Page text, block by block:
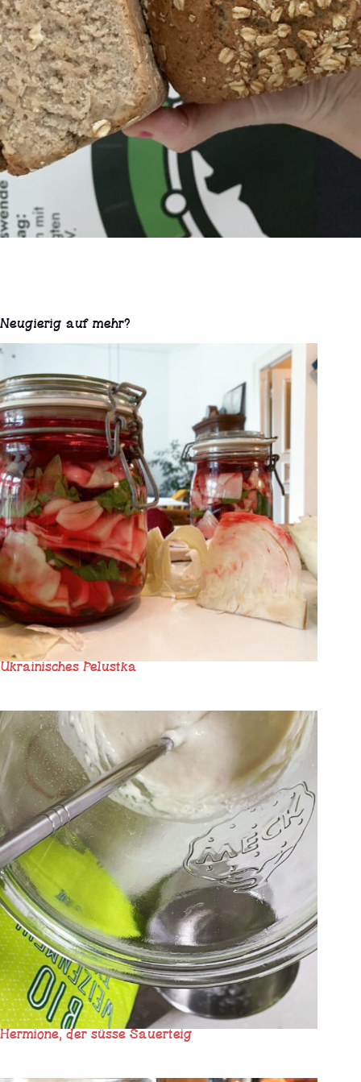
Neugierig auf mehr?
Ukrainisches Pelustka
Hermione, der süsse Sauerteig